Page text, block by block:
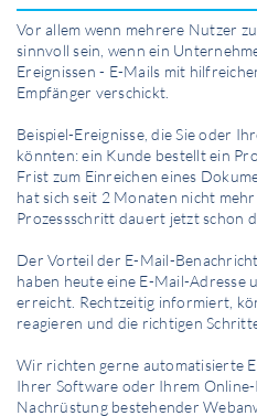
Vor allem wenn mehrere Nutzer
sinnvoll sein, wenn ein
Ereignissen - E-Mails mit
Empfänger verschickt.
Beispiel-Ereignisse, die Sie oder
könnten: ein Kunde bestellt ein
Frist zum Einreichen eines
hat sich seit 2 Monaten nicht
Prozessschritt dauert jetzt schon
Der Vorteil der E-Mail-
haben heute eine E-Mail-Adresse
erreicht. Rechtzeitig informiert,
reagieren und die richtigen
Wir richten gerne automatisierte
Ihrer Software oder Ihrem
Nachrüstung bestehender